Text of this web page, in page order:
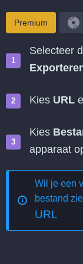
Premium
Selecteer
Kies URL
Kies
apparaat
Wil je een
bestand
URL